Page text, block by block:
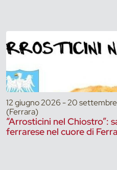
12 giugno 2026 - 20
(Ferrara)
“Arrosticini nel Chiostro”:
ferrarese nel cuore di